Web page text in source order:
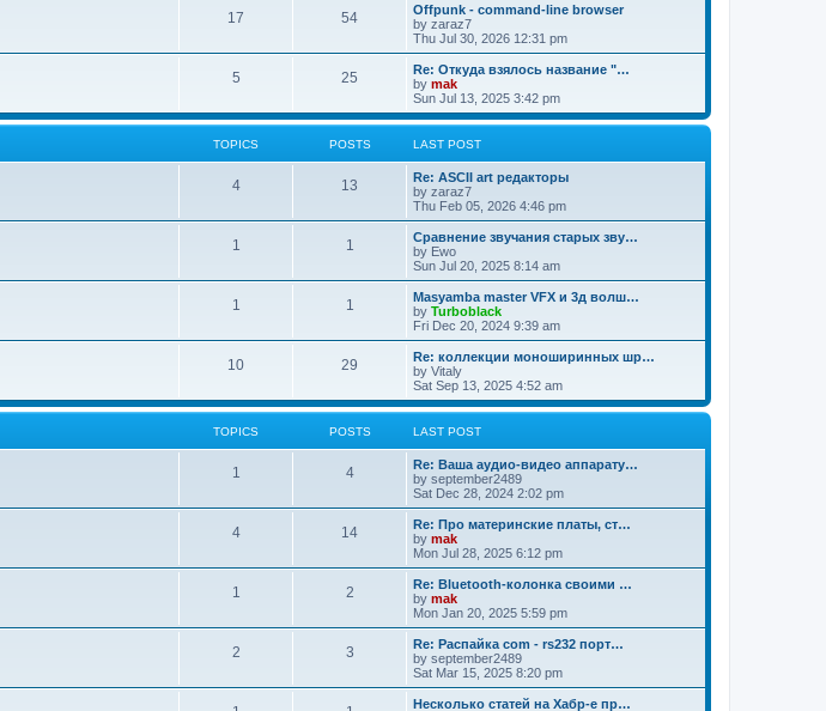
17 54
Offpunk - command-line browser
by zaraz7
Thu Jul 30, 2026 12:31 pm
5 25
Re: Откуда взялось название "…
by mak
Sun Jul 13, 2025 3:42 pm
TOPICS POSTS LAST POST
4 13
Re: ASCII art редакторы
by zaraz7
Thu Feb 05, 2026 4:46 pm
1 1
Сравнение звучания старых зву…
by Ewo
Sun Jul 20, 2025 8:14 am
1 1
Masyamba master VFX и 3д волш…
by Turboblack
Fri Dec 20, 2024 9:39 am
10 29
Re: коллекции моноширинных шр…
by Vitaly
Sat Sep 13, 2025 4:52 am
TOPICS POSTS LAST POST
1 4
Re: Ваша аудио-видео аппарату…
by september2489
Sat Dec 28, 2024 2:02 pm
4 14
Re: Про материнские платы, ст…
by mak
Mon Jul 28, 2025 6:12 pm
1 2
Re: Bluetooth-колонка своими …
by mak
Mon Jan 20, 2025 5:59 pm
2 3
Re: Распайка com - rs232 порт…
by september2489
Sat Mar 15, 2025 8:20 pm
Несколько статей на Хабр-е пр…